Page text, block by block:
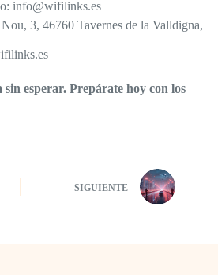
info@wifilinks.es
3, 46760 Tavernes de la Valldigna,
esperar. Prepárate hoy con los
SIGUIENTE